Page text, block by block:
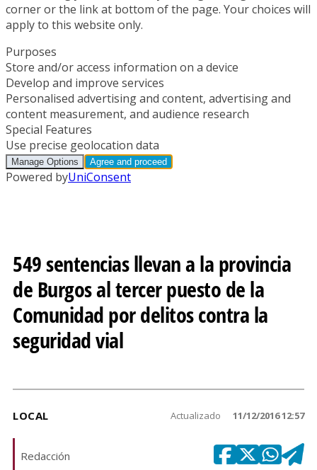
549 sentencias llevan a la provincia
de Burgos al tercer puesto de la
Comunidad por delitos contra la
seguridad vial
LOCAL Actualizado 11/12/2016 12:57
Redacción